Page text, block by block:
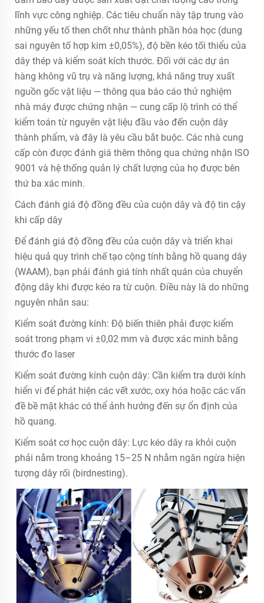
lĩnh vực công nghiệp. Các tiêu chuẩn này tập trung vào
những yếu tố then chốt như thành phần hóa học (dung
sai nguyên tố hợp kim ±0,05%), độ bền kéo tối thiểu của
dây thép và kiểm soát kích thước. Đối với các dự án
hàng không vũ trụ và năng lượng, khả năng truy xuất
nguồn gốc vật liệu — thông qua báo cáo thử nghiệm
nhà máy được chứng nhận — cung cấp lộ trình có thể
kiểm toán từ nguyên vật liệu đầu vào đến cuộn dây
thành phẩm, và đây là yêu cầu bắt buộc. Các nhà cung
cấp còn được đánh giá thêm thông qua chứng nhận ISO
9001 và hệ thống quản lý chất lượng của họ được bên
thứ ba xác minh.
Cách đánh giá độ đồng đều của cuộn dây và độ tin cậy
khi cấp dây
Để đánh giá độ đồng đều của cuộn dây và triển khai
hiệu quả quy trình chế tạo cộng tính bằng hồ quang dây
(WAAM), bạn phải đánh giá tính nhất quán của chuyển
động dây khi được kéo ra từ cuộn. Điều này là do những
nguyên nhân sau:
Kiểm soát đường kính: Độ biến thiên phải được kiểm
soát trong phạm vi ±0,02 mm và được xác minh bằng
thước đo laser
Kiểm soát đường kính cuộn dây: Cần kiểm tra dưới kính
hiển vi để phát hiện các vết xước, oxy hóa hoặc các vấn
đề bề mặt khác có thể ảnh hưởng đến sự ổn định của
hồ quang.
Kiểm soát cơ học cuộn dây: Lực kéo dây ra khỏi cuộn
phải nằm trong khoảng 15–25 N nhằm ngăn ngừa hiện
tượng dây rối (birdnesting).